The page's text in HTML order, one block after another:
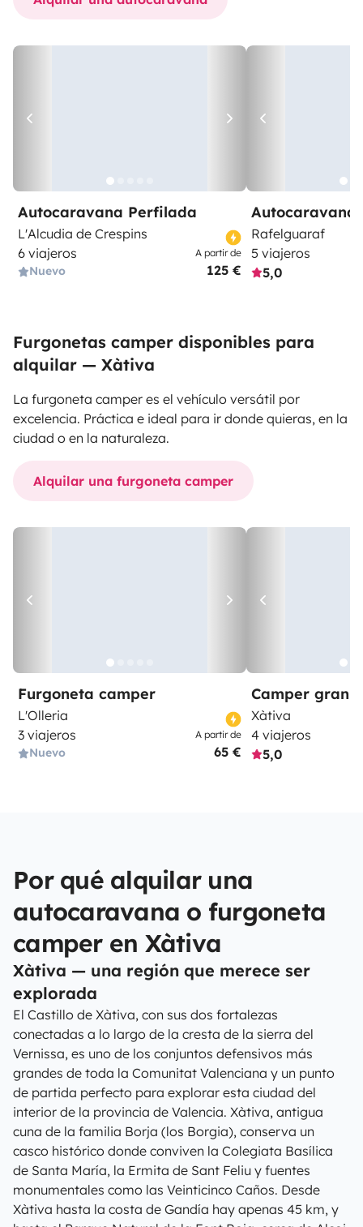
Autocaravana Perfilada
L'Alcudia de Crespins
6 viajeros
Nuevo
A partir de
125 €
Autocaravana
Rafelguaraf
5 viajeros
5,0
Furgonetas camper disponibles para
alquilar — Xàtiva
La furgoneta camper es el vehículo versátil por
excelencia. Práctica e ideal para ir donde quieras, en la
ciudad o en la naturaleza.
Alquilar una furgoneta camper
Furgoneta camper
L'Olleria
3 viajeros
Nuevo
A partir de
65 €
Camper gran
Xàtiva
4 viajeros
5,0
Por qué alquilar una
autocaravana o furgoneta
camper en Xàtiva
Xàtiva — una región que merece ser
explorada
El Castillo de Xàtiva, con sus dos fortalezas
conectadas a lo largo de la cresta de la sierra del
Vernissa, es uno de los conjuntos defensivos más
grandes de toda la Comunitat Valenciana y un punto
de partida perfecto para explorar esta ciudad del
interior de la provincia de Valencia. Xàtiva, antigua
cuna de la familia Borja (los Borgia), conserva un
casco histórico donde conviven la Colegiata Basílica
de Santa María, la Ermita de Sant Feliu y fuentes
monumentales como las Veinticinco Caños. Desde
Xàtiva hasta la costa de Gandía hay apenas 45 km, y